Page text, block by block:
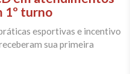
1º turno
esportivas e incentivo
sua primeira